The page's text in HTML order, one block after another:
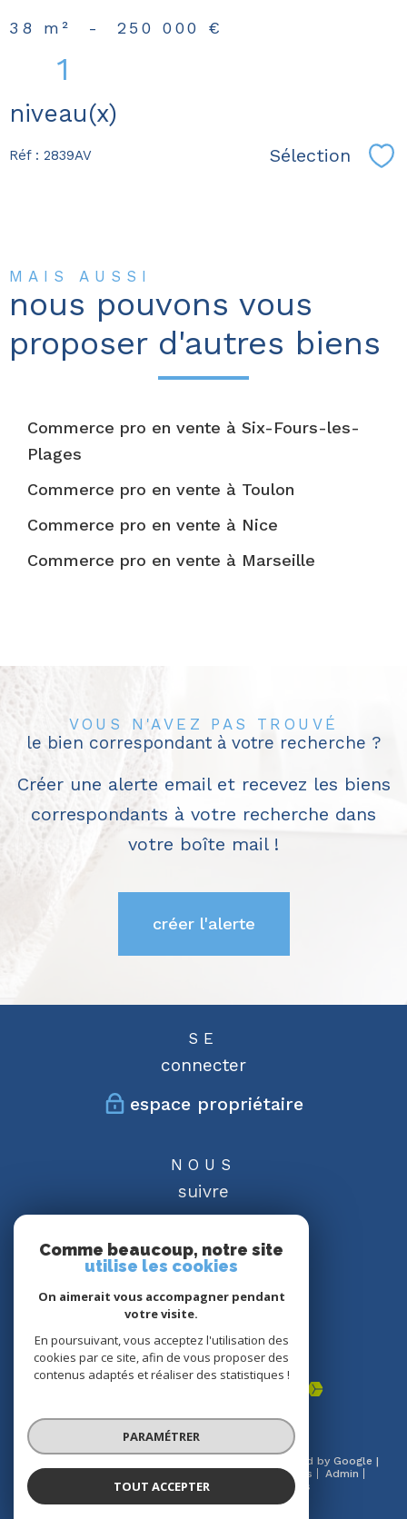
38 m² - 250 000 €
1
niveau(x)
Réf : 2839AV Sélection
MAIS AUSSI
nous pouvons vous
proposer d'autres biens
Commerce pro en vente à Six-Fours-les-
Plages
Commerce pro en vente à Toulon
Commerce pro en vente à Nice
Commerce pro en vente à Marseille
VOUS N'AVEZ PAS TROUVÉ
le bien correspondant à votre recherche ?
Créer une alerte email et recevez les biens
correspondants à votre recherche dans
votre boîte mail !
créer l'alerte
SE
connecter
espace propriétaire
NOUS
suivre
NOUS
adhérons
© 2026 | Tous droits réservés | Traduction powered by Google |
Mentions légales
Admin
Partenaires
Politique RGPD Cookies
Comme beaucoup, notre site
utilise les cookies
On aimerait vous accompagner pendant
votre visite.
En poursuivant, vous acceptez l'utilisation des
cookies par ce site, afin de vous proposer des
contenus adaptés et réaliser des statistiques !
PARAMÉTRER
TOUT ACCEPTER